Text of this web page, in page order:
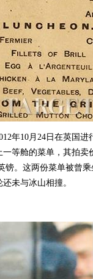
10月24日在英国进
等舱的菜单，其拍
镑。这两份菜单被曾
未与冰山相撞。